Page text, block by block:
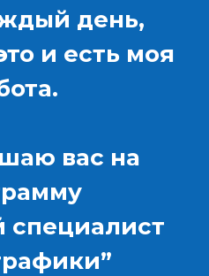
день,
и есть моя
вас на